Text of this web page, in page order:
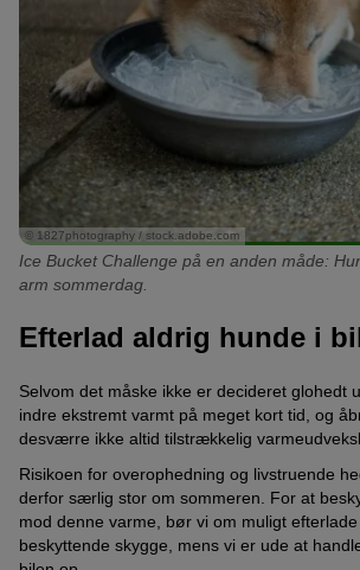
© 1827photography / stock.adobe.com
Ice Bucket Challenge på en anden måde:
arm sommerdag.
Efterlad aldrig hunde i
Selvom det måske ikke er decideret glohedt
indre ekstremt varmt på meget kort tid, og
desværre ikke altid tilstrækkelig
Risikoen for overophedning og livstruende
derfor særlig stor om sommeren. For at
mod denne varme, bør vi om muligt
beskyttende skygge, mens vi er ude at